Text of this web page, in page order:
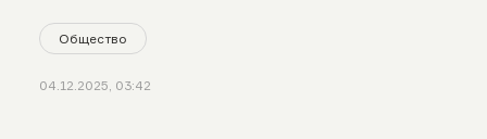
Общество
04.12.2025, 03:42